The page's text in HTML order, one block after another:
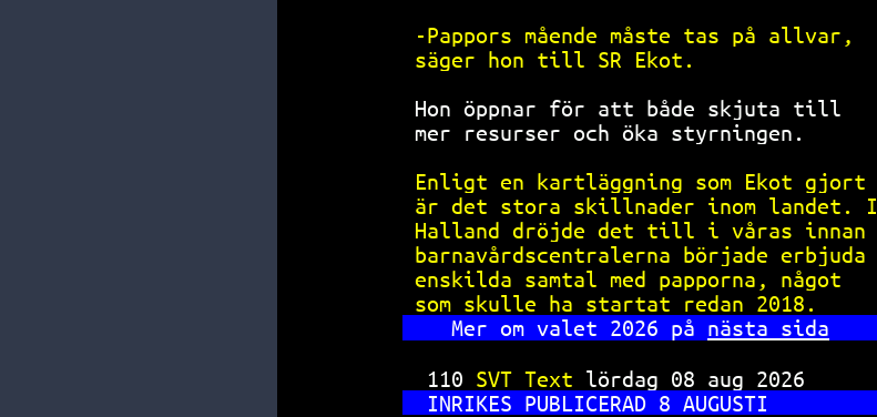
-Pappors mående måste tas på allvar,
säger hon till SR Ekot.
Hon öppnar för att både skjuta till
mer resurser och öka styrningen.
Enligt en kartläggning som Ekot gjort
är det stora skillnader inom landet. I
Halland dröjde det till i våras innan
barnavårdscentralerna började erbjuda
enskilda samtal med papporna, något
som skulle ha startat redan 2018.
Mer om valet 2026 på nästa sida
110 SVT Text lördag 08 aug 2026
INRIKES PUBLICERAD 8 AUGUSTI